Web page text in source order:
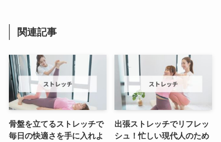
関連記事
骨盤を立てるストレッチで
毎日の快適さを手に入れよ
出張ストレッチでリフレッ
シュ！忙しい現代人のため